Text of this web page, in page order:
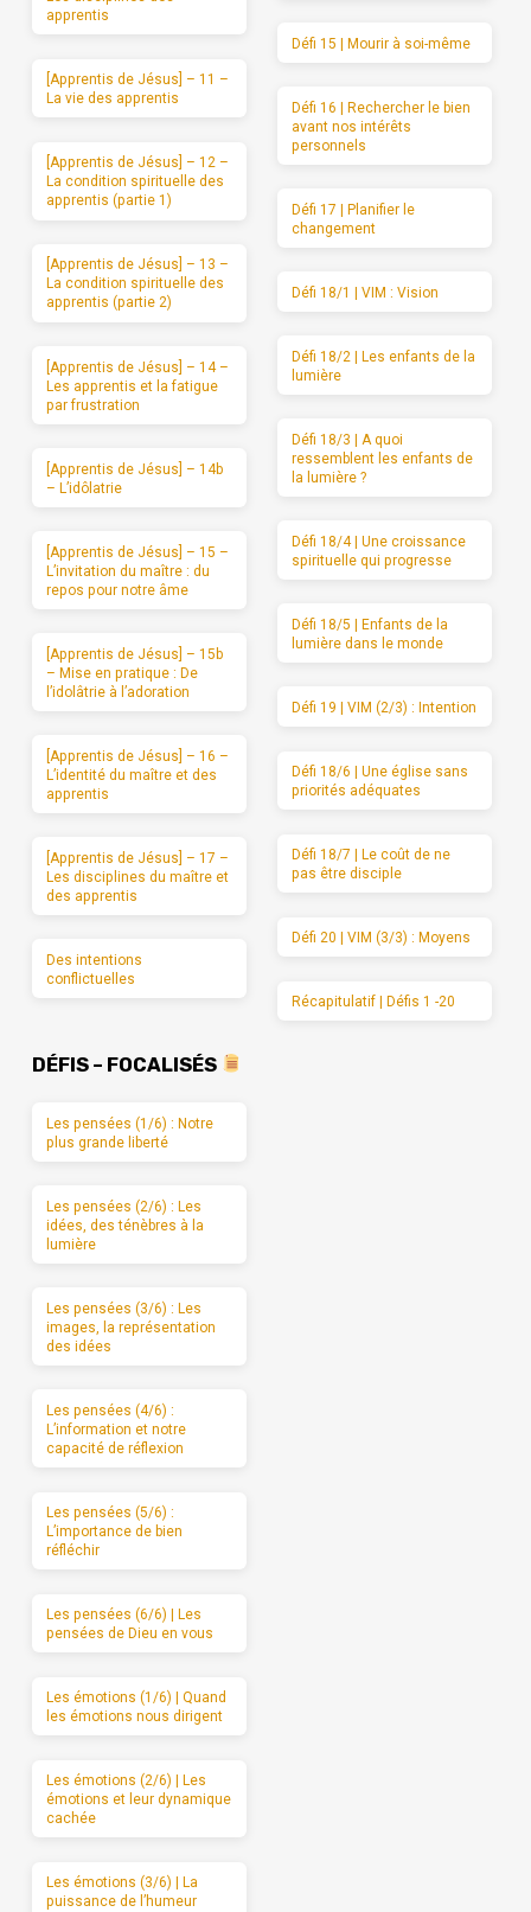
apprentis
[Apprentis de Jésus] – 11 –
La vie des apprentis
[Apprentis de Jésus] – 12 –
La condition spirituelle des
apprentis (partie 1)
[Apprentis de Jésus] – 13 –
La condition spirituelle des
apprentis (partie 2)
[Apprentis de Jésus] – 14 –
Les apprentis et la fatigue
par frustration
[Apprentis de Jésus] – 14b
– L’idôlatrie
[Apprentis de Jésus] – 15 –
L’invitation du maître : du
repos pour notre âme
[Apprentis de Jésus] – 15b
– Mise en pratique : De
l’idolâtrie à l’adoration
[Apprentis de Jésus] – 16 –
L’identité du maître et des
apprentis
[Apprentis de Jésus] – 17 –
Les disciplines du maître et
des apprentis
Des intentions
conflictuelles
Défi 15 | Mourir à soi-même
Défi 16 | Rechercher le bien
avant nos intérêts
personnels
Défi 17 | Planifier le
changement
Défi 18/1 | VIM : Vision
Défi 18/2 | Les enfants de la
lumière
Défi 18/3 | A quoi
ressemblent les enfants de
la lumière ?
Défi 18/4 | Une croissance
spirituelle qui progresse
Défi 18/5 | Enfants de la
lumière dans le monde
Défi 19 | VIM (2/3) : Intention
Défi 18/6 | Une église sans
priorités adéquates
Défi 18/7 | Le coût de ne
pas être disciple
Défi 20 | VIM (3/3) : Moyens
Récapitulatif | Défis 1 -20
DÉFIS – FOCALISÉS
Les pensées (1/6) : Notre
plus grande liberté
Les pensées (2/6) : Les
idées, des ténèbres à la
lumière
Les pensées (3/6) : Les
images, la représentation
des idées
Les pensées (4/6) :
L’information et notre
capacité de réflexion
Les pensées (5/6) :
L’importance de bien
réfléchir
Les pensées (6/6) | Les
pensées de Dieu en vous
Les émotions (1/6) | Quand
les émotions nous dirigent
Les émotions (2/6) | Les
émotions et leur dynamique
cachée
Les émotions (3/6) | La
puissance de l’humeur